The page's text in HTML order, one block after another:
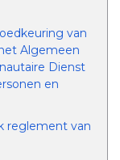
van
Algemeen
Dienst
en
reglement van